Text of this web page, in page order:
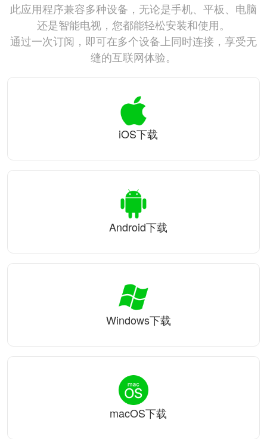
此应用程序兼容多种设备，无论是手机、平板、电脑
还是智能电视，您都能轻松安装和使用。
通过一次订阅，即可在多个设备上同时连接，享受无
缝的互联网体验。
iOS下载
Android下载
Windows下载
macOS下载